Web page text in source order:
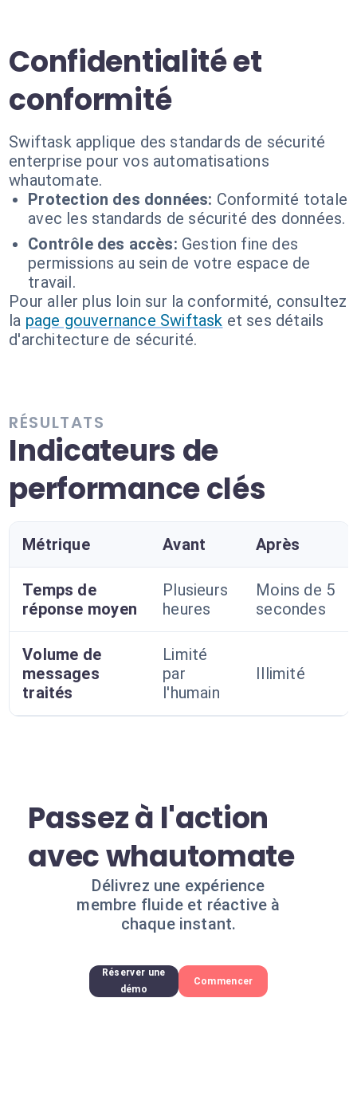
Confidentialité et
conformité
Swiftask applique des standards de sécurité
enterprise pour vos automatisations
whautomate.
Protection des données: Conformité totale
avec les standards de sécurité des données.
Contrôle des accès: Gestion fine des
permissions au sein de votre espace de
travail.
Pour aller plus loin sur la conformité, consultez
la page gouvernance Swiftask et ses détails
d'architecture de sécurité.
RÉSULTATS
Indicateurs de
performance clés
Métrique Avant Après
Temps de
réponse moyen
Plusieurs
heures
Moins de 5
secondes
Volume de
messages
traités
Limité
par
l'humain
Illimité
Passez à l'action
avec whautomate
Délivrez une expérience
membre fluide et réactive à
chaque instant.
Réserver une
démo
Commencer